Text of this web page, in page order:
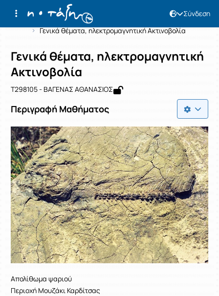
Σύνδεση
Αρχική Σελίδα
Γενικά θέματα, ηλεκτρομαγνητική Ακτινοβολία
Μάθημα : Γενικά θέματα,
Κωδικός : T298105
Γενικά θέματα, ηλεκτρομαγνητική
Ακτινοβολία
T298105 - ΒΑΓΕΝΑΣ ΑΘΑΝΑΣΙΟΣ
Περιγραφή Μαθήματος
Απολίθωμα ψαριού
Περιοχή Μουζάκι Καρδίτσας